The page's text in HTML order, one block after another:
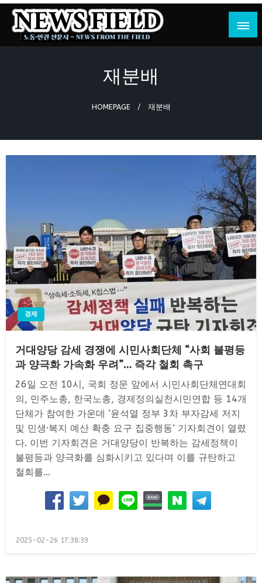
Skip
content
뉴스필드
노동·인권 전문지
재분배
HOMEPAGE 재분배
경제
거대양당 감세 경쟁에 시민사회단체 “사회 불평등
과 양극화 가속화 우려”… 즉각 철회 촉구
26일 오전 10시, 국회 정문 앞에서 시민사회단체연대회
의, 민주노총, 한국노총, 경제정의실천시민연합 등 14개
단체가 참여한 가운데 ‘윤석열 정부 3차 부자감세 저지
및 민생·복지 예산 확충 요구 집중행동’ 기자회견이 열렸
다. 이번 기자회견은 거대양당이 반복하는 감세정책이
불평등과 양극화를 심화시키고 있다며 이를 규탄하고
철회를…
Posted
2025-02-26 17:38:39